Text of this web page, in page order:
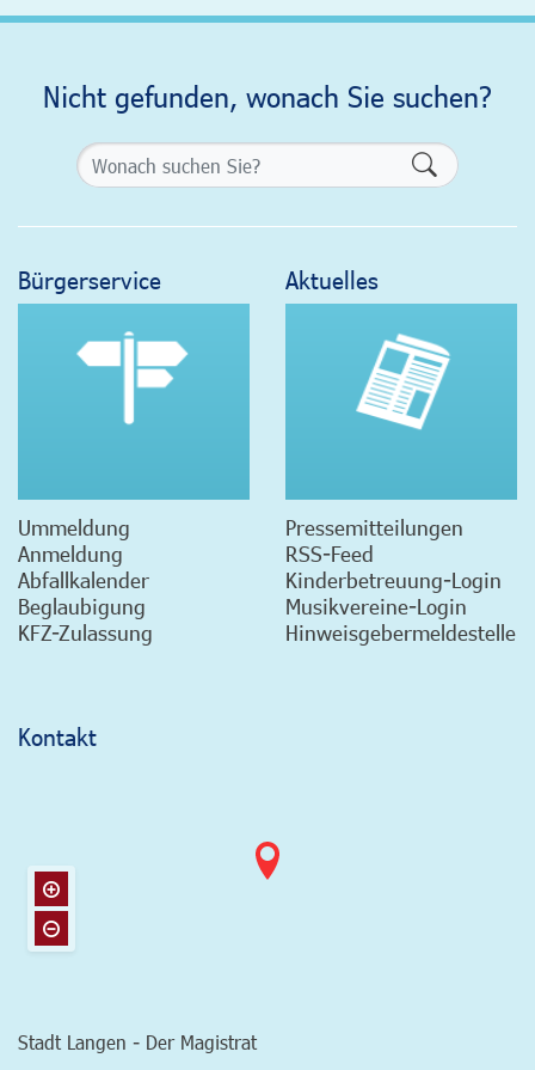
Nicht gefunden, wonach Sie suchen?
Bürgerservice
Ummeldung
Anmeldung
Abfallkalender
Beglaubigung
KFZ-Zulassung
Aktuelles
Pressemitteilungen
RSS-Feed
Kinderbetreuung-Login
Musikvereine-Login
Hinweisgebermeldestelle
Kontakt
Stadt Langen - Der Magistrat